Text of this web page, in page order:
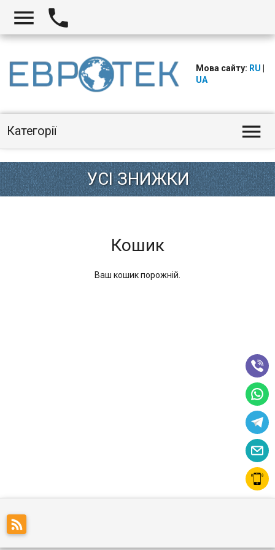
 
Мова сайту: RU
UA
Категорії 
Кошик
Ваш кошик порожній.